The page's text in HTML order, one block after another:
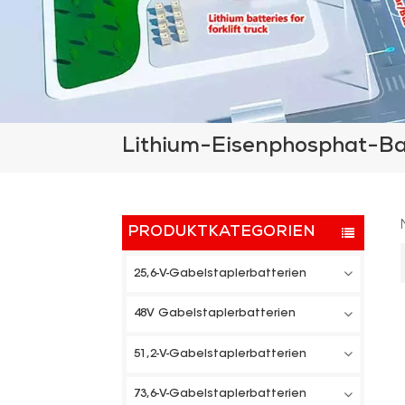
Lithium-Eisenphosphat-
PRODUKTKATEGORIEN
25,6-V-Gabelstaplerbatterien
48V Gabelstaplerbatterien
51,2-V-Gabelstaplerbatterien
73,6-V-Gabelstaplerbatterien